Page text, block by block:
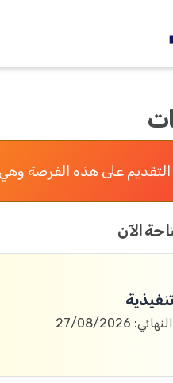
التقديم على هذه الفرصة
الآن
27/08/2026